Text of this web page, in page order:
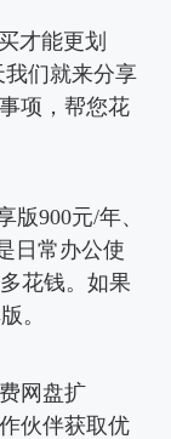
才能更划
我们就来分享
项，帮您花
900元/年、
日常办公使
花钱。如果
。
网盘扩
伙伴获取优